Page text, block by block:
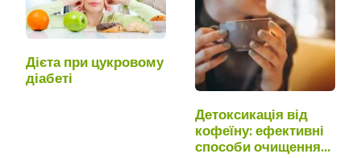
Дієта при цукровому
діабеті
Детоксикація від
кофеїну: ефективні
способи очищення…